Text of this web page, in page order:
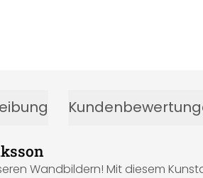
Wandbildern! Mit diesem